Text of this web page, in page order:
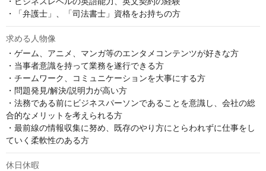
・「弁護士」、「司法書士」資格をお持ちの方
求める人物像
・ゲーム、アニメ、マンガ等のエンタメコンテンツが好きな方
・当事者意識を持って業務を遂行できる方
・チームワーク、コミュニケーションを大事にする方
・問題発見/解決/説明力が高い方
・法務である前にビジネスパーソンであることを意識し、会社の総
合的なメリットを考えられる方
・最前線の情報収集に努め、既存のやり方にとらわれずに仕事をし
ていく柔軟性のある方
休日休暇